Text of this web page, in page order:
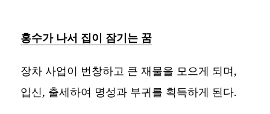
홍수가 나서 집이 잠기는 꿈
장차 사업이 번창하고 큰 재물을 모으게 되며,
입신, 출세하여 명성과 부귀를 획득하게 된다.